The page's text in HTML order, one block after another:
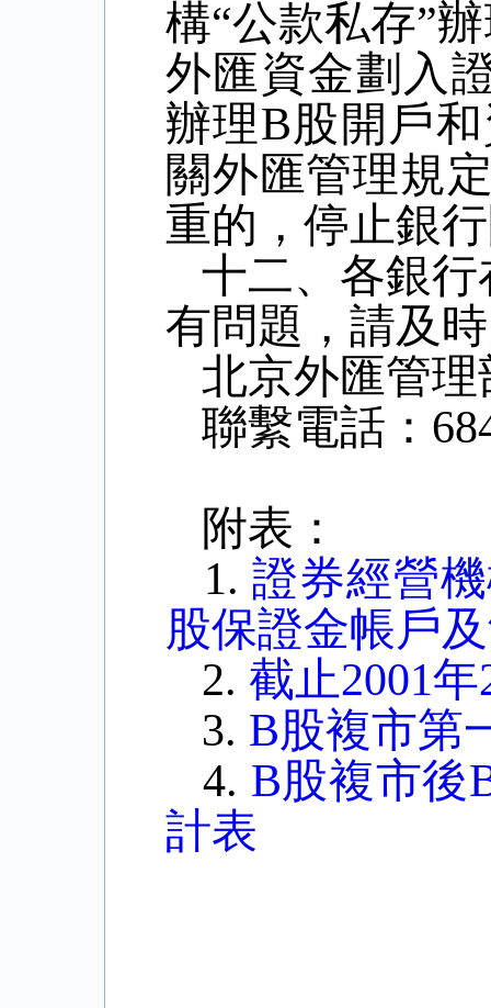
構“公款私存”
外匯資金劃入
辦理B股開戶
關外匯管理規
重的，停止銀
十二、各銀行
有問題，請及
北京外匯管
聯繫電話：
附表：
1.證券經營
股保證金帳戶
2. 截止2001
3. B股複市第
4. B股複市後
計表